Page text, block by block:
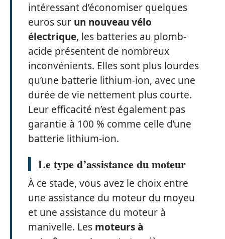
intéressant d’économiser quelques
euros sur un nouveau vélo
électrique, les batteries au plomb-
acide présentent de nombreux
inconvénients. Elles sont plus lourdes
qu’une batterie lithium-ion, avec une
durée de vie nettement plus courte.
Leur efficacité n’est également pas
garantie à 100 % comme celle d’une
batterie lithium-ion.
Le type d’assistance du moteur
À ce stade, vous avez le choix entre
une assistance du moteur du moyeu
et une assistance du moteur à
manivelle. Les moteurs à